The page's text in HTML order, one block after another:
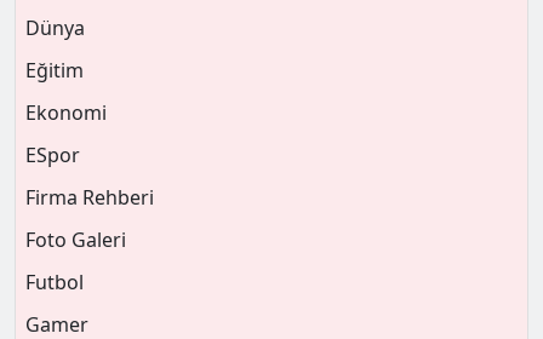
Dünya
Eğitim
Ekonomi
ESpor
Firma Rehberi
Foto Galeri
Futbol
Gamer